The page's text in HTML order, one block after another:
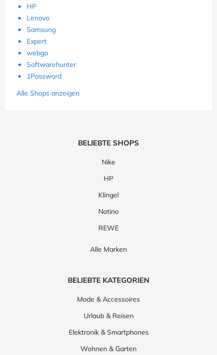
HP
Lenovo
Samsung
Expert
webgo
Softwarehunter
1Password
Alle Shops anzeigen
BELIEBTE SHOPS
Nike
HP
Klingel
Notino
REWE
Alle Marken
BELIEBTE KATEGORIEN
Mode & Accessoires
Urlaub & Reisen
Elektronik & Smartphones
Wohnen & Garten